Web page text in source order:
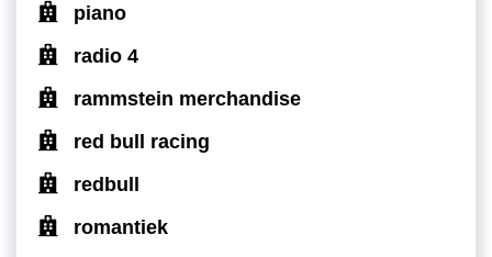
piano
radio 4
rammstein merchandise
red bull racing
redbull
romantiek